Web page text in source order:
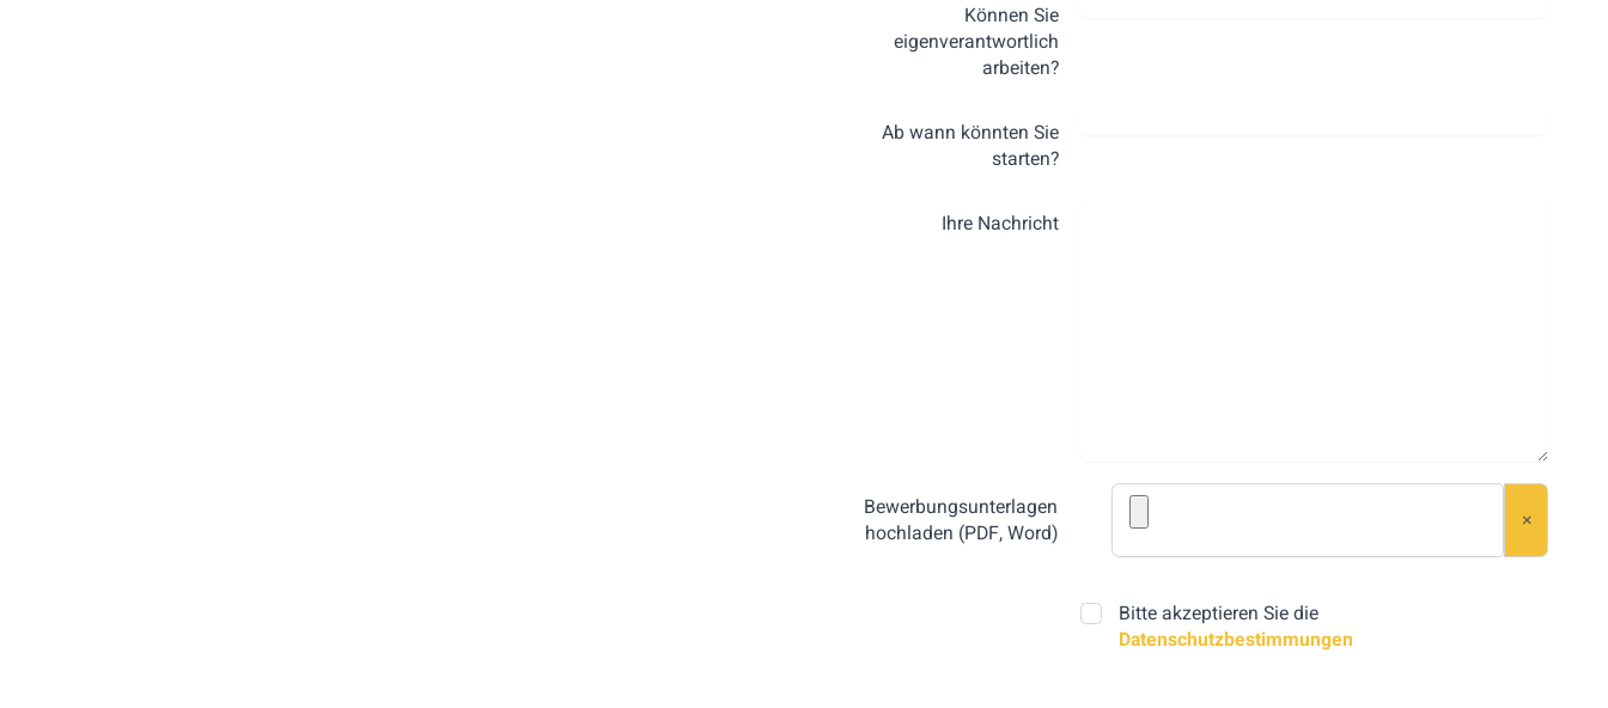
Können Sie
eigenverantwortlich
arbeiten?
Ab wann könnten Sie
starten?
Ihre Nachricht
Bewerbungsunterlagen
hochladen (PDF, Word)
×
Bitte akzeptieren Sie die
Datenschutzbestimmungen